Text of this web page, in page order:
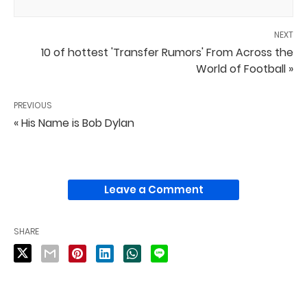
NEXT
10 of hottest 'Transfer Rumors' From Across the
World of Football »
PREVIOUS
« His Name is Bob Dylan
Leave a Comment
SHARE